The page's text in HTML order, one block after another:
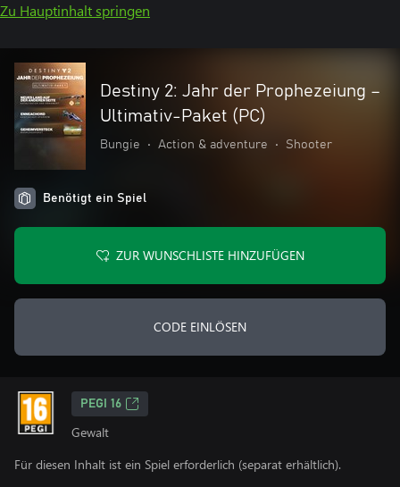
Zu Hauptinhalt springen
Destiny 2: Jahr der Prophezeiung –
Ultimativ-Paket (PC)
Bungie • Action & adventure • Shooter
Benötigt ein Spiel
ZUR WUNSCHLISTE HINZUFÜGEN
CODE EINLÖSEN
PEGI 16
Gewalt
Für diesen Inhalt ist ein Spiel erforderlich (separat erhältlich).